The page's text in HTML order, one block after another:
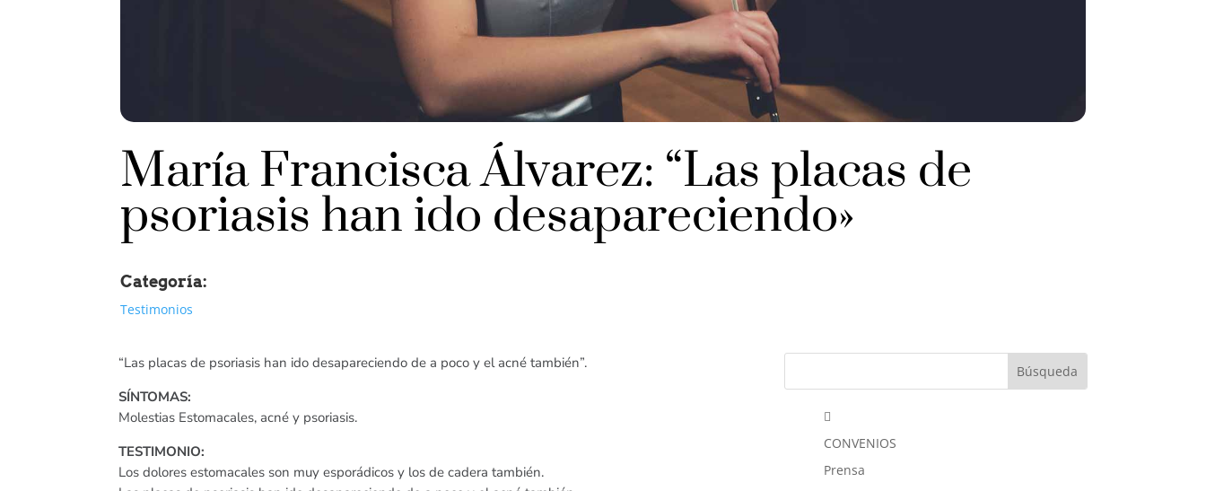
María Francisca Álvarez: “Las placas de
psoriasis han ido desapareciendo»
Categoría:
Testimonios
“Las placas de psoriasis han ido desapareciendo de a poco y el acné también”.
SÍNTOMAS:
Molestias Estomacales, acné y psoriasis.
TESTIMONIO:
Los dolores estomacales son muy esporádicos y los de cadera también.

CONVENIOS
Prensa